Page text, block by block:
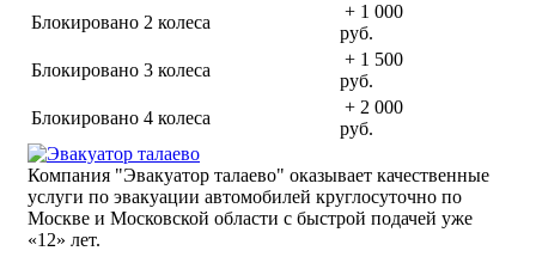
Блокировано 2 колеса
+ 1 000
руб.
Блокировано 3 колеса
+ 1 500
руб.
Блокировано 4 колеса
+ 2 000
руб.
Компания "Эвакуатор талаево" оказывает качественные
услуги по эвакуации автомобилей круглосуточно по
Москве и Московской области с быстрой подачей уже
«12» лет.